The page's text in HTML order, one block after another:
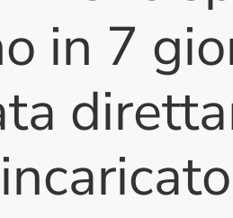
in 7